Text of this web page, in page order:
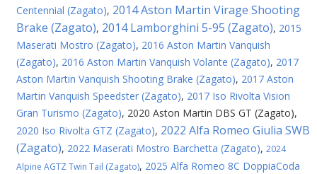
Centennial (Zagato), 2014 Aston Martin Virage Shooting
Brake (Zagato), 2014 Lamborghini 5-95 (Zagato), 2015
Maserati Mostro (Zagato), 2016 Aston Martin Vanquish
(Zagato), 2016 Aston Martin Vanquish Volante (Zagato), 2017
Aston Martin Vanquish Shooting Brake (Zagato), 2017 Aston
Martin Vanquish Speedster (Zagato), 2017 Iso Rivolta Vision
Gran Turismo (Zagato), 2020 Aston Martin DBS GT (Zagato),
2020 Iso Rivolta GTZ (Zagato), 2022 Alfa Romeo Giulia SWB
(Zagato), 2022 Maserati Mostro Barchetta (Zagato), 2024
Alpine AGTZ Twin Tail (Zagato), 2025 Alfa Romeo 8C DoppiaCoda